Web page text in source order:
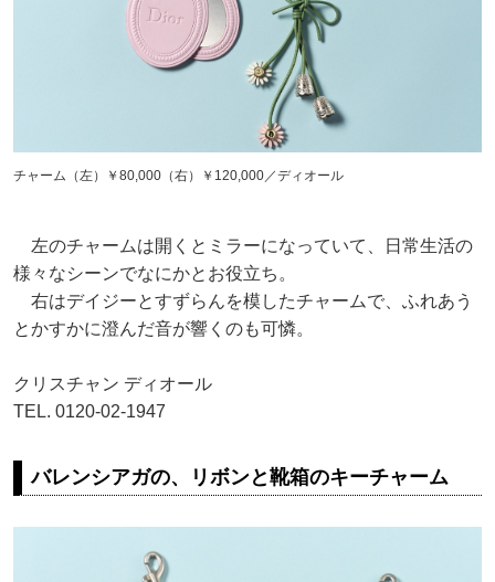
チャーム（左）￥80,000（右）￥120,000／ディオール
左のチャームは開くとミラーになっていて、日常生活の
様々なシーンでなにかとお役立ち。
右はデイジーとすずらんを模したチャームで、ふれあう
とかすかに澄んだ音が響くのも可憐。
クリスチャン ディオール
TEL. 0120-02-1947
バレンシアガの、リボンと靴箱のキーチャーム